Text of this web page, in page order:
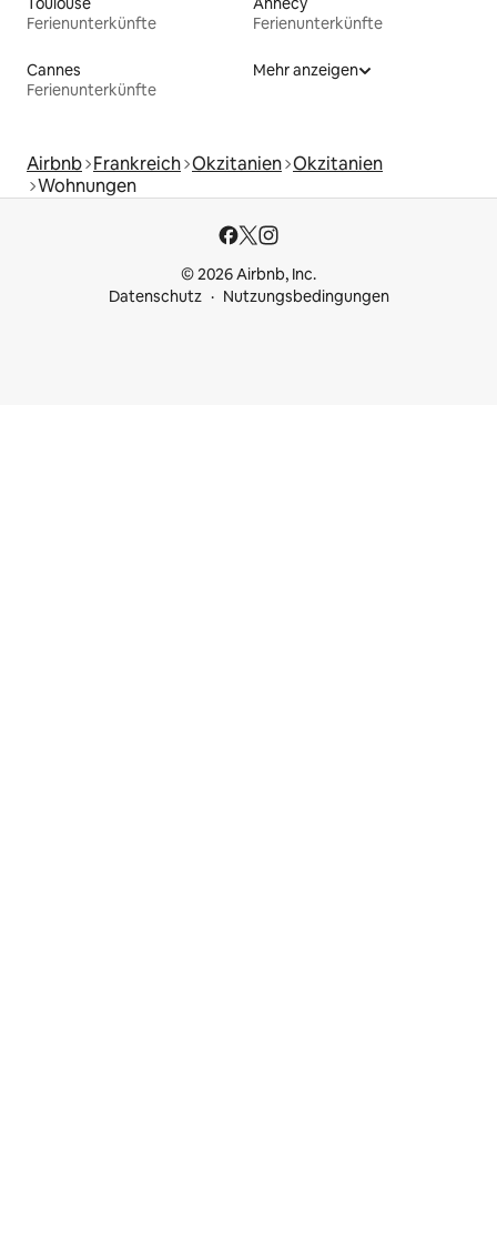
Ferienunterkünfte
Ferienunterkünfte
Cannes
Ferienunterkünfte
Mehr anzeigen
Airbnb Frankreich Okzitanien Okzitanien
Wohnungen
© 2026 Airbnb, Inc.
Datenschutz
Nutzungsbedingungen